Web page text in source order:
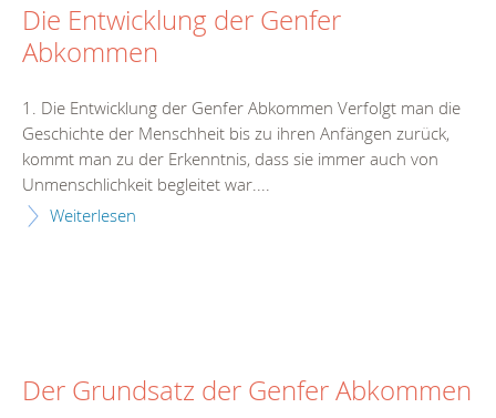
Die Entwicklung der Genfer
Abkommen
1. Die Entwicklung der Genfer Abkommen Verfolgt man die
Geschichte der Menschheit bis zu ihren Anfängen zurück,
kommt man zu der Erkenntnis, dass sie immer auch von
Unmenschlichkeit begleitet war....
Weiterlesen
Der Grundsatz der Genfer Abkommen